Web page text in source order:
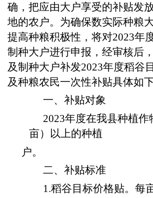
确，把应由大户享受的补贴发
地的农户。为确保数实际种粮
提高种粮积极性，将对2023年
制种大户进行申报，经审核后
及制种大户补发2023年度稻谷
及种粮农民一次性补贴具体如下
一、 补贴对象
2023年度在我县种植作
亩）以上的种植
户。
二、补贴标准
1.稻谷目标价格贴。每